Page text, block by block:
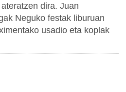
dira. Juan
Neguko festak liburuan
usadio eta koplak